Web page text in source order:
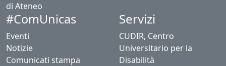
di Ateneo
#ComUnicas
Eventi
Notizie
Comunicati stampa
Servizi
CUDIR, Centro
Universitario per la
Disabilità